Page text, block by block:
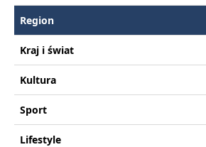
Region
Kraj i świat
Kultura
Sport
Lifestyle